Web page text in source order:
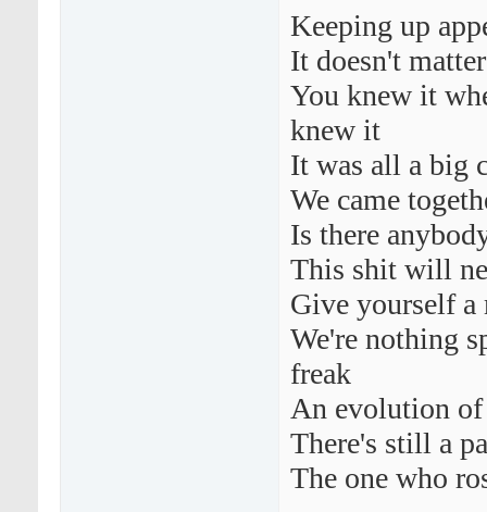
Keeping up
It doesn't
You knew it
knew it
It was all a big
We came
Is there
This shit will
Give yourself
We're nothing
freak
An evolution of
There's still a
The one who